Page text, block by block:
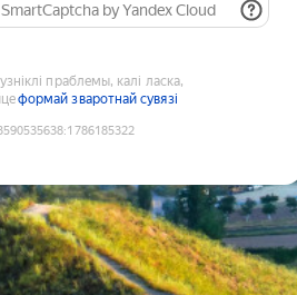
SmartCaptcha by Yandex Cloud
праблемы, калі ласка,
формай зваротнай сувязі
:1786185322